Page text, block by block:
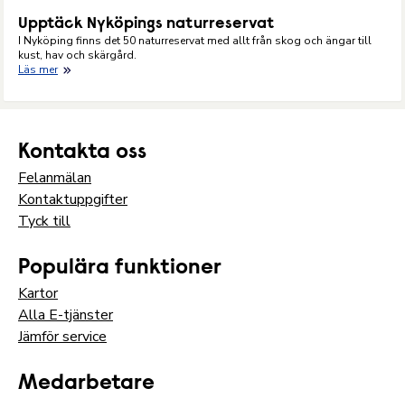
Upptäck Nyköpings naturreservat
I Nyköping finns det 50 naturreservat med allt från skog och ängar till
kust, hav och skärgård.
Läs mer
Kontakta oss
Felanmälan
Kontaktuppgifter
Tyck till
Populära funktioner
Kartor
Alla E-tjänster
Jämför service
Medarbetare